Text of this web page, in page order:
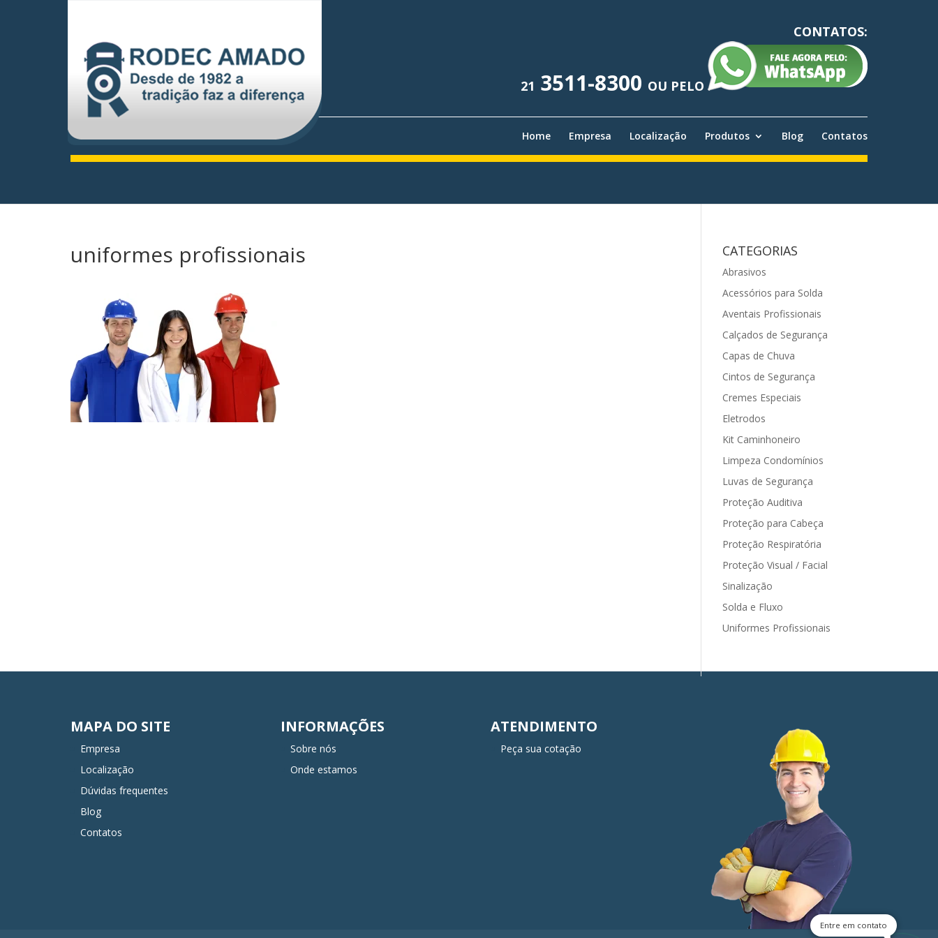
CONTATOS:
21 3511-8300 OU PELO
Home Empresa Localização Produtos Blog Contatos
uniformes profissionais CATEGORIAS
Abrasivos
Acessórios para Solda
Aventais Profissionais
Calçados de Segurança
Capas de Chuva
Cintos de Segurança
Cremes Especiais
Eletrodos
Kit Caminhoneiro
Limpeza Condomínios
Luvas de Segurança
Proteção Auditiva
Proteção para Cabeça
Proteção Respiratória
Proteção Visual / Facial
Sinalização
Solda e Fluxo
Uniformes Profissionais
MAPA DO SITE
Empresa
Localização
Dúvidas frequentes
Blog
Contatos
INFORMAÇÕES
Sobre nós
Onde estamos
ATENDIMENTO
Peça sua cotação
Entre em contato